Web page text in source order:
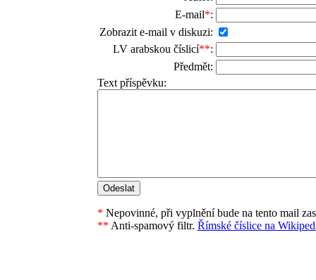
E-mail*:
Zobrazit e-mail v diskuzi:
LV arabskou číslicí**:
Předmět:
Text příspěvku:
* Nepovinné, při vyplnění bude na tento mail
** Anti-spamový filtr. Římské číslice na